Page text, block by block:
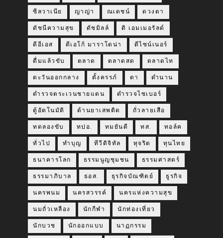
ซีลวาเนีย ญาญ่า ณเดชน์ ดวงตา
ดัชนีความสุข ดัชมิลล์ ดิ เอมเมอรัลด์
ดีอีเอส ดีเอโก้ มาราโดน่า ดีไซน์เนอร์
ดื่มแล้วขับ ตลาด ตลาดสด ตลาดไท
ตะวันออกกลาง ตั้งครรภ์ ตา ตำนาน
ตำรวจตระเวนชายแดน ตำรวจไซเบอร์
ตู้อัตโนมัติ ต้านยาเสพติด ถั่วลายเสือ
ทดลองขับ ทปอ. ทมยันตี ทส. ทอล์ค
ทั่วไป ทำบุญ ทีวีดิจิทัล ทุจริต ทุนไทย
ธนาคารโลก ธรรมนูญชุมชน ธรรมศาสตร์
ธรรมาภิบาล ธอส. ธุรกิจบัณฑิตย์ ธูรกิจ
นครพนม นครสวรรค์ นครแห่งความสุข
นมถั่วเหลือง นักกีฬา นักท่องเที่ยว
นักบวช นักออกแบบ นาฏกรรม